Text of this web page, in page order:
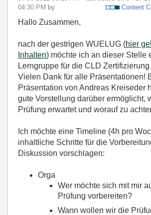
04:30 PM by Content
Hallo Zusammen,
nach der gestrigen WUELUG (hier
Inhalten) möchte ich an dieser Stelle
Lerngruppe für die CLD
Vielen Dank für alle Präsentationen!
Präsentation von Andreas Kreiseder
gute Vorstellung darüber ermöglicht,
Prüfung erwartet und worauf zu
Ich möchte eine Timeline (4h pro
inhaltliche Schritte für die
Diskussion vorschlagen:
Orga
Wer möchte sich mit mir
Prüfung vorbereiten?
Wann wollen wir die